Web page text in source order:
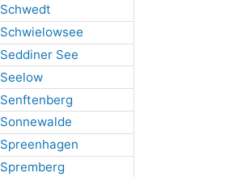
Schwedt
Schwielowsee
Seddiner See
Seelow
Senftenberg
Sonnewalde
Spreenhagen
Spremberg